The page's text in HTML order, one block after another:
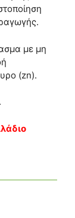
με μη
(zn).